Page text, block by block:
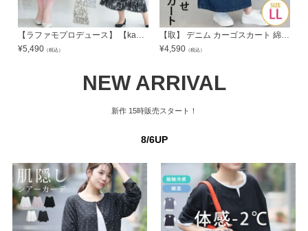
【ラファモプロデュース】 【kaorisuちゃん】 イレヘム プリーツスカート lafarfa | 大きいサイズの通販ならハッピーマリリン
¥5,490 （税込）
【取】 デニム カーゴスカート 綿100% コットン100% | 大きいサイズの通販ならハッピーマリリン
¥4,590 （税込）
NEW ARRIVAL
新作 15時販売スタート！
8/6UP